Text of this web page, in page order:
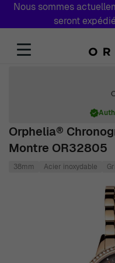
Nous sommes
seront
Orphelia®
Montre OR32805
38mm Acier inoxydable
Click to view image in